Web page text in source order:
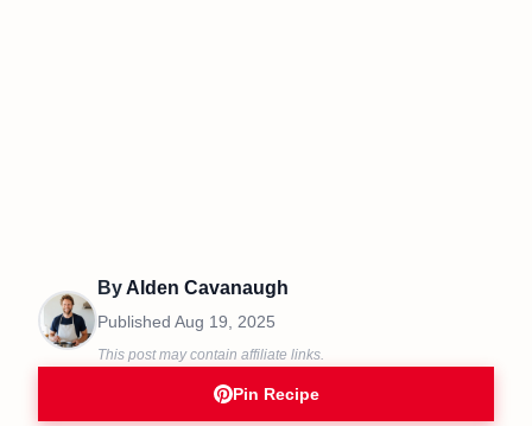
ByAlden Cavanaugh
Published Aug 19, 2025
This post may contain affiliate links.
Pin Recipe